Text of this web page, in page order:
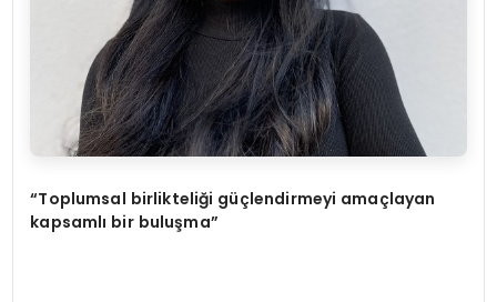
“Toplumsal birlikteliği güçlendirmeyi amaçlayan
kapsamlı bir buluşma”